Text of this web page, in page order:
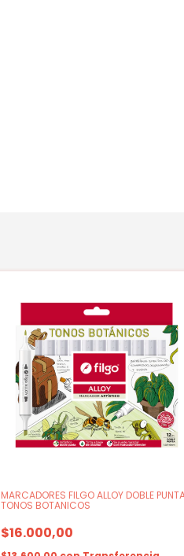
MARCADORES FILGO ALLOY DOBLE
TONOS BOTANICOS
$16.000,00